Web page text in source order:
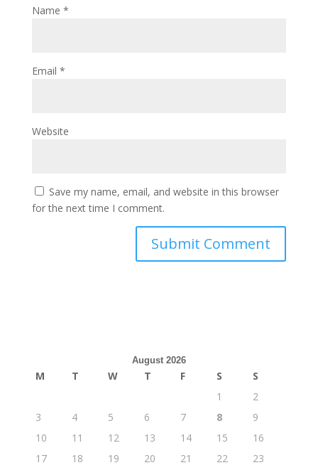
Name *
Email *
Website
Save my name, email, and website in this browser
for the next time I comment.
August 2026
M T W T F S
S
1
2
3
4 5 6 7 8
9
10
11 12 13 14 15
16
17
18 19 20 21 22
23